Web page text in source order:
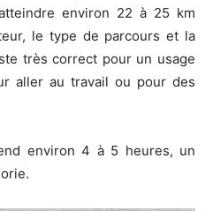
environ 22 à 25 km
le type de parcours et la
très correct pour un usage
aller au travail ou pour des
environ 4 à 5 heures, un